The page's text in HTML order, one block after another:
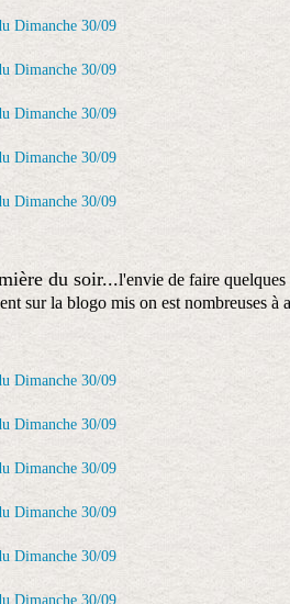
du soir...l'envie de faire quelques
sur la blogo mis on est nombreuses à